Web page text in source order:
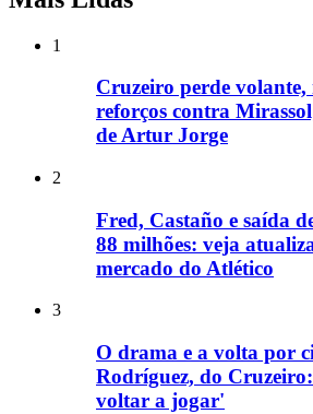
1
Cruzeiro perde volante,
reforços contra
de Artur Jorge
2
Fred, Castaño e saída
88 milhões: veja
mercado do Atlético
3
O drama e a volta por
Rodríguez, do
voltar a jogar'